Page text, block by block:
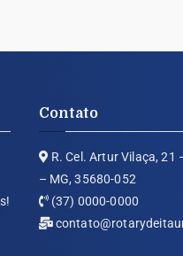
Contato
R. Cel. Artur Vilaça, 21
– MG, 35680-052
(37) 0000-0000